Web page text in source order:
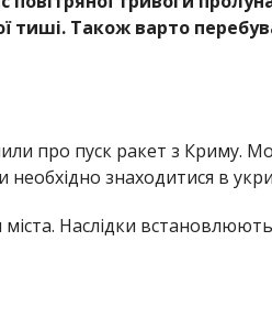
тиші. Також варто
про пуск ракет з Криму.
знаходитися в
Наслідки